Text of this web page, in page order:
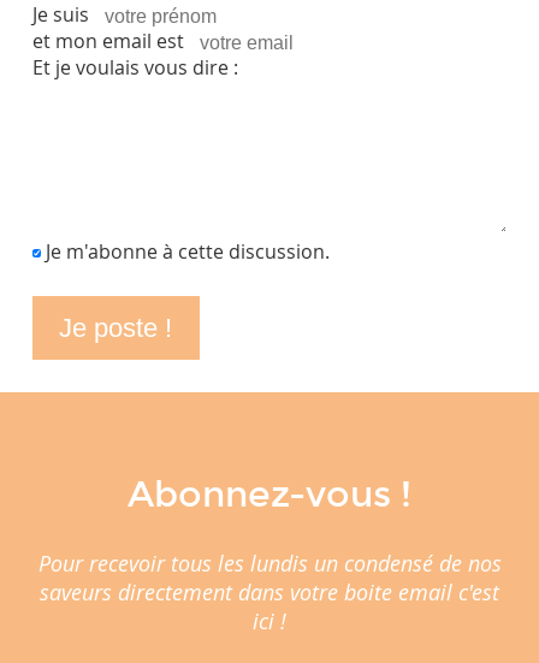
Je suis
et mon email est
Et je voulais vous dire :
Je m'abonne à cette discussion.
Abonnez-vous !
Pour recevoir tous les lundis un condensé de nos
saveurs directement dans votre boite email c'est
ici !